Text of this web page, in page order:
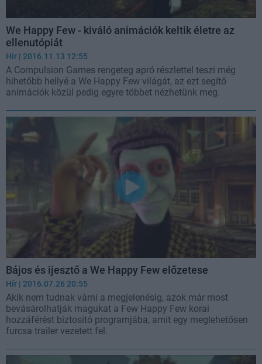
We Happy Few - kiváló animációk keltik életre az
ellenutópiát
Hír | 2016.11.13 12:55
A Compulsion Games rengeteg apró részlettel teszi még
hihetőbb hellyé a We Happy Few világát, az ezt segítő
animációk közül pedig egyre többet nézhetünk meg.
Bájos és ijesztő a We Happy Few előzetese
Hír | 2016.07.26 20:55
Akik nem tudnak várni a megjelenésig, azok már most
bevásárolhatják magukat a Few Happy Few korai
hozzáférést biztosító programjába, amit egy meglehetősen
furcsa trailer vezetett fel.